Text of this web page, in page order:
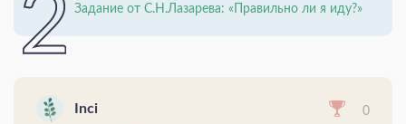
Задание от С.Н.Лазарева: «Правильно ли я иду?»
Inci 0